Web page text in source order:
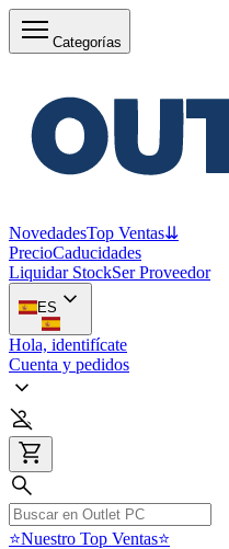
Categorías
NovedadesTop Ventas⇊
PrecioCaducidades
Liquidar StockSer Proveedor
ES
Hola, identifícate
Cuenta y pedidos
⭐Nuestro Top Ventas⭐